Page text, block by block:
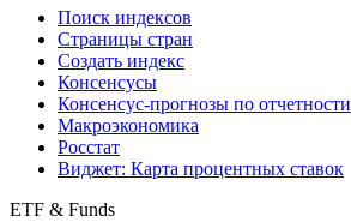
Поиск индексов
Страницы стран
Создать индекс
Консенсусы
Консенсус-прогнозы по отчетности
Макроэкономика
Росстат
Виджет: Карта процентных ставок
ETF & Funds